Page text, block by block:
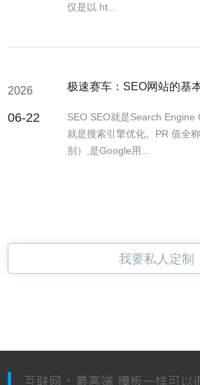
仅是以.ht...
2026
06-22
极速赛车：SEO网站的基
SEO SEO就是Search Engine
就是搜索引擎优化。PR 值全
别）,是Google用...
我要私人定制
互联网 · 最高端 模板一样可以